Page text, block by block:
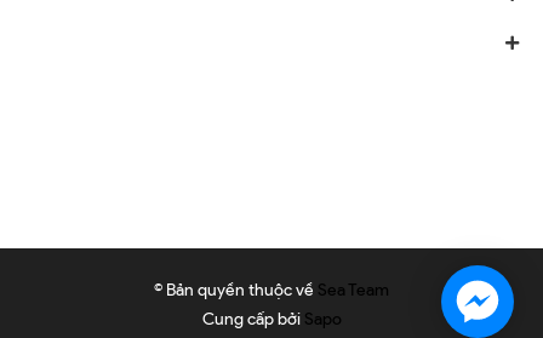
© Bản quyền thuộc về Sea Team
Cung cấp bởi Sapo